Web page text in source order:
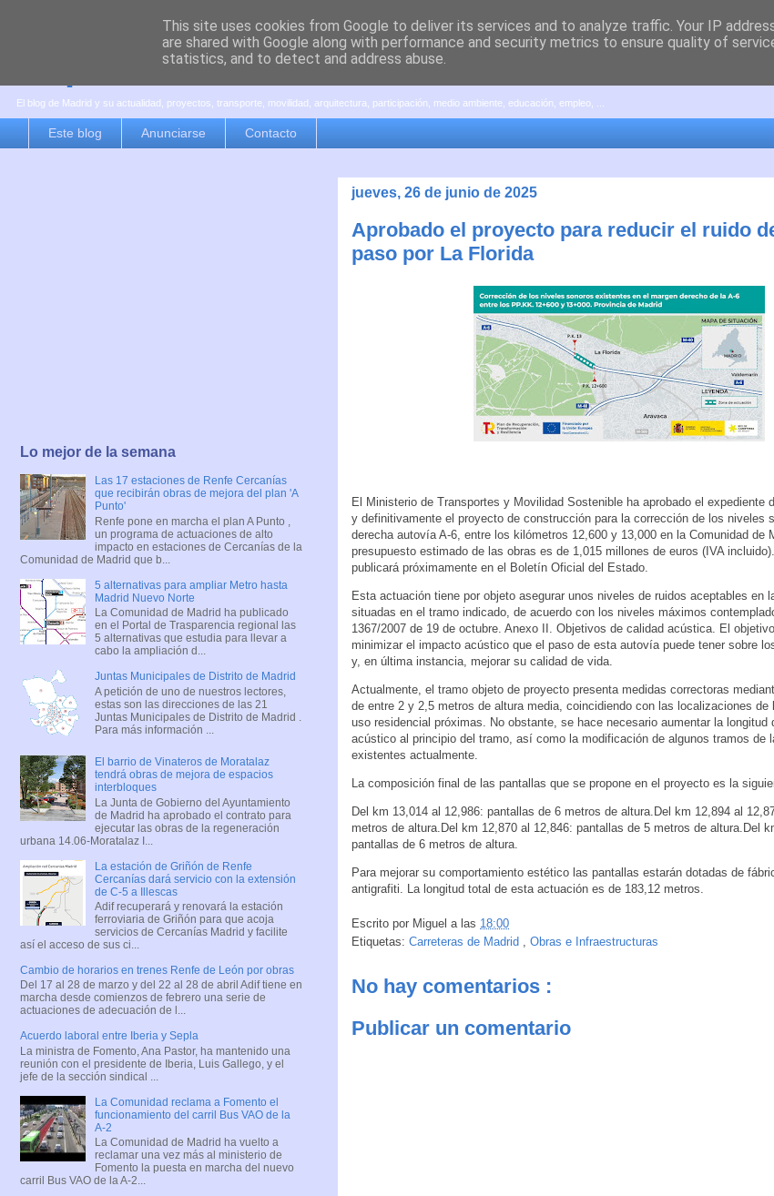
es por madrid
El blog de Madrid y su actualidad, proyectos, transporte, movilidad, arquitectura, participación, medio ambiente, educación, empleo, ...
Este blog Anunciarse Contacto
jueves, 26 de junio de 2025
Aprobado el proyecto para reducir el ruido
paso por La Florida
El Ministerio de Transportes y Movilidad Sostenible ha aprobado el expediente
y definitivamente el proyecto de construcción para la corrección de los niveles
derecha autovía A-6, entre los kilómetros 12,600 y 13,000 en la Comunidad de
presupuesto estimado de las obras es de 1,015 millones de euros (IVA
publicará próximamente en el Boletín Oficial del Estado.
Esta actuación tiene por objeto asegurar unos niveles de ruidos aceptables en
situadas en el tramo indicado, de acuerdo con los niveles máximos
1367/2007 de 19 de octubre. Anexo II. Objetivos de calidad acústica. El
minimizar el impacto acústico que el paso de esta autovía puede tener sobre
y, en última instancia, mejorar su calidad de vida.
Actualmente, el tramo objeto de proyecto presenta medidas correctoras
de entre 2 y 2,5 metros de altura media, coincidiendo con las localizaciones
uso residencial próximas. No obstante, se hace necesario aumentar la longitud
acústico al principio del tramo, así como la modificación de algunos tramos de
existentes actualmente.
La composición final de las pantallas que se propone en el proyecto es la
Del km 13,014 al 12,986: pantallas de 6 metros de altura.Del km 12,894 al
metros de altura.Del km 12,870 al 12,846: pantallas de 5 metros de altura.Del
pantallas de 6 metros de altura.
Para mejorar su comportamiento estético las pantallas estarán dotadas de
antigrafiti. La longitud total de esta actuación es de 183,12 metros.
Escrito por Miguel a las 18:00
Etiquetas: Carreteras de Madrid , Obras e Infraestructuras
No hay comentarios :
Publicar un comentario
Lo mejor de la semana
Las 17 estaciones de Renfe Cercanías
que recibirán obras de mejora del plan 'A
Punto'
Renfe pone en marcha el plan A Punto ,
un programa de actuaciones de alto
impacto en estaciones de Cercanías de la
Comunidad de Madrid que b...
5 alternativas para ampliar Metro hasta
Madrid Nuevo Norte
La Comunidad de Madrid ha publicado
en el Portal de Trasparencia regional las
5 alternativas que estudia para llevar a
cabo la ampliación d...
Juntas Municipales de Distrito de Madrid
A petición de uno de nuestros lectores,
estas son las direcciones de las 21
Juntas Municipales de Distrito de Madrid .
Para más información ...
El barrio de Vinateros de Moratalaz
tendrá obras de mejora de espacios
interbloques
La Junta de Gobierno del Ayuntamiento
de Madrid ha aprobado el contrato para
ejecutar las obras de la regeneración
urbana 14.06-Moratalaz I...
La estación de Griñón de Renfe
Cercanías dará servicio con la extensión
de C-5 a Illescas
Adif recuperará y renovará la estación
ferroviaria de Griñón para que acoja
servicios de Cercanías Madrid y facilite
así el acceso de sus ci...
Cambio de horarios en trenes Renfe de León por obras
Del 17 al 28 de marzo y del 22 al 28 de abril Adif tiene en
marcha desde comienzos de febrero una serie de
actuaciones de adecuación de l...
Acuerdo laboral entre Iberia y Sepla
La ministra de Fomento, Ana Pastor, ha mantenido una
reunión con el presidente de Iberia, Luis Gallego, y el
jefe de la sección sindical ...
La Comunidad reclama a Fomento el
funcionamiento del carril Bus VAO de la
A-2
La Comunidad de Madrid ha vuelto a
reclamar una vez más al ministerio de
Fomento la puesta en marcha del nuevo
carril Bus VAO de la A-2...
This site uses cookies from Google to deliver its services and to analyze traffic. Your IP
are shared with Google along with performance and security metrics to ensure quality of
statistics, and to detect and address abuse.